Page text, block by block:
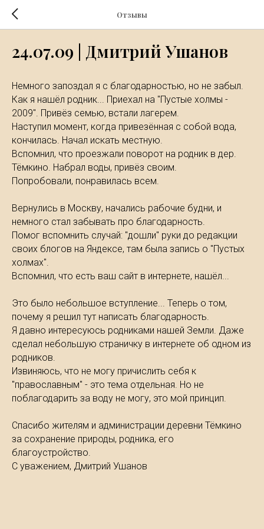
Отзывы
24.07.09 | Дмитрий Ушанов
Немного запоздал я с благодарностью, но не забыл.
Как я нашёл родник... Приехал на "Пустые холмы -
2009". Привёз семью, встали лагерем.
Наступил момент, когда привезённая с собой вода,
кончилась. Начал искать местную.
Вспомнил, что проезжали поворот на родник в дер.
Тёмкино. Набрал воды, привёз своим.
Попробовали, понравилась всем.
Вернулись в Москву, начались рабочие будни, и
немного стал забывать про благодарность.
Помог вспомнить случай: "дошли" руки до редакции
своих блогов на Яндексе, там была запись о "Пустых
холмах".
Вспомнил, что есть ваш сайт в интернете, нашёл...
Это было небольшое вступление... Теперь о том,
почему я решил тут написать благодарность.
Я давно интересуюсь родниками нашей Земли. Даже
сделал небольшую страничку в интернете об одном из
родников.
Извиняюсь, что не могу причислить себя к
"православным" - это тема отдельная. Но не
поблагодарить за воду не могу, это мой принцип.
Спасибо жителям и администрации деревни Тёмкино
за сохранение природы, родника, его
благоустройство.
С уважением, Дмитрий Ушанов